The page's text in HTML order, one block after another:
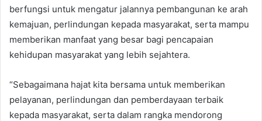
berfungsi untuk mengatur jalannya pembangunan ke arah
kemajuan, perlindungan kepada masyarakat, serta mampu
memberikan manfaat yang besar bagi pencapaian
kehidupan masyarakat yang lebih sejahtera.
“Sebagaimana hajat kita bersama untuk memberikan
pelayanan, perlindungan dan pemberdayaan terbaik
kepada masyarakat, serta dalam rangka mendorong